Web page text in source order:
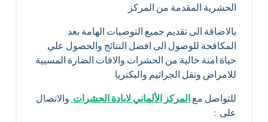
الحشرية المقدمة من المركز
بالاضاقة الى تقديم جميع التوصيات الهامة بعد
المكافحة للوصول الى افضل النتائج والحصول علي
حياة امنة خالية من الحشرات والافات الضارة المسيية
للامراض ونقل الجراثيم والبكتريا
للتواصل معالمركز الألماني لابادة الحشراتوالاتصال
على :